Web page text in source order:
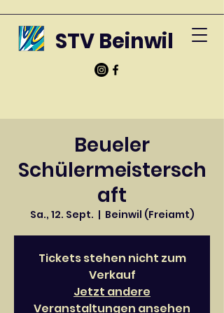
STV Beinwil
Beueler
Schülermeistersch
aft
Sa., 12. Sept.
  |
Beinwil (Freiamt)
Tickets stehen nicht zum
Verkauf
Jetzt andere
Veranstaltungen ansehen